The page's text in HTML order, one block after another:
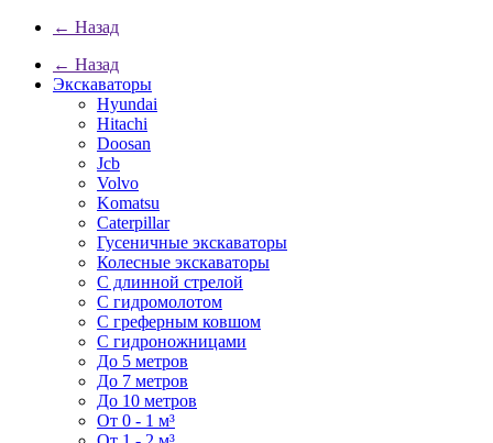
← Назад
← Назад
Экскаваторы
Hyundai
Hitachi
Doosan
Jcb
Volvo
Komatsu
Caterpillar
Гусеничные экскаваторы
Колесные экскаваторы
С длинной стрелой
С гидромолотом
С греферным ковшом
С гидроножницами
До 5 метров
До 7 метров
До 10 метров
От 0 - 1 м³